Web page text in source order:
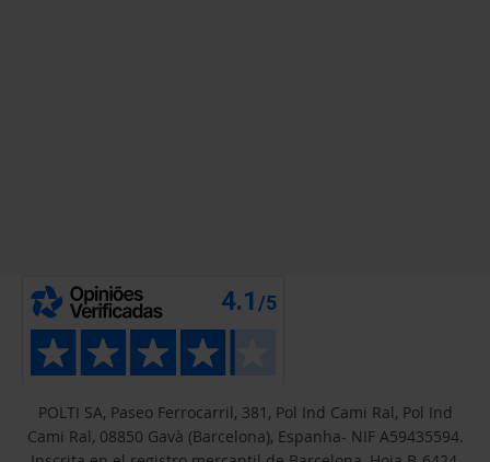
POLTI SA, Paseo Ferrocarril, 381, Pol Ind Cami Ral, Pol Ind
Cami Ral, 08850 Gavà (Barcelona), Espanha- NIF A59435594.